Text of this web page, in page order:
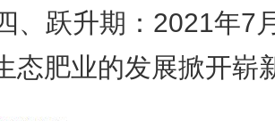
跃升期：2021年7
态肥业的发展掀开崭